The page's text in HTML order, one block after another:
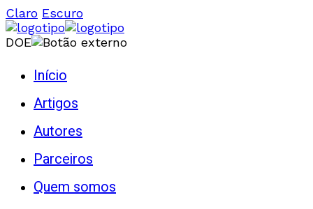
Claro Escuro
DOE
Início
Artigos
Autores
Parceiros
Quem somos